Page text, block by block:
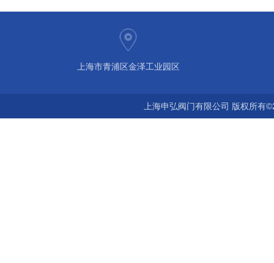
上海市青浦区金泽工业园区
上海申弘阀门有限公司 版权所有